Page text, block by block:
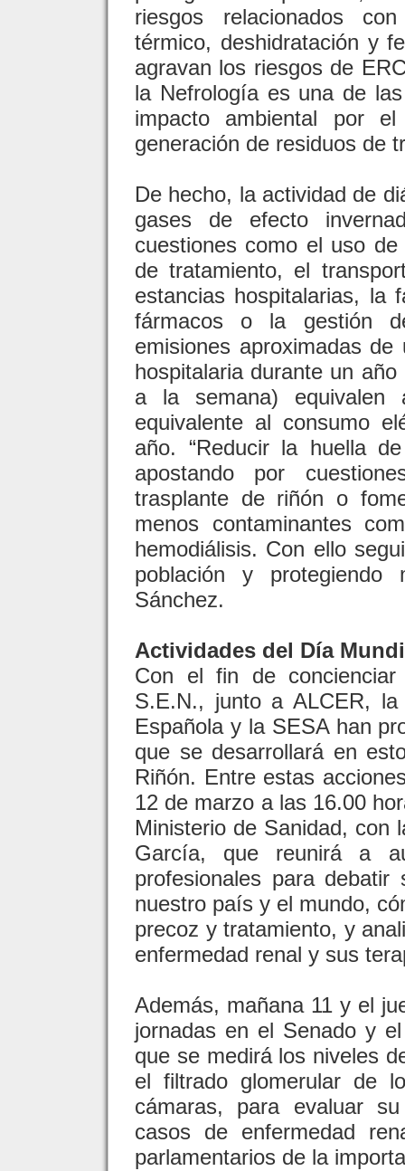
riesgos relacionados
térmico, deshidratación y
agravan los riesgos de
la Nefrología es una de
impacto ambiental por
generación de residuos de
De hecho, la actividad de
gases de efecto
cuestiones como el uso
de tratamiento, el
estancias hospitalarias, la
fármacos o la gestión
emisiones aproximadas
hospitalaria durante un
a la semana)
equivalente al consumo
año. “Reducir la huella
apostando por
trasplante de riñón o
menos contaminantes
hemodiálisis. Con ello
población y protegiendo
Sánchez.
Actividades del Día
Con el fin de
S.E.N., junto a ALCER,
Española y la SESA han
que se desarrollará en
Riñón. Entre estas
12 de marzo a las 16.00
Ministerio de Sanidad, con
García, que reunirá a
profesionales para
nuestro país y el mundo,
precoz y tratamiento, y
enfermedad renal y sus
Además, mañana 11 y el
jornadas en el Senado y
que se medirá los niveles
el filtrado glomerular de
cámaras, para evaluar
casos de enfermedad
parlamentarios de la